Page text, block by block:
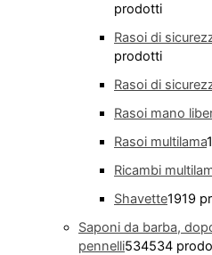
prodotti
Rasoi di
prodotti
Rasoi di
Rasoi mano
Rasoi multilama
Ricambi
Shavette1919
Saponi da barba,
pennelli534534